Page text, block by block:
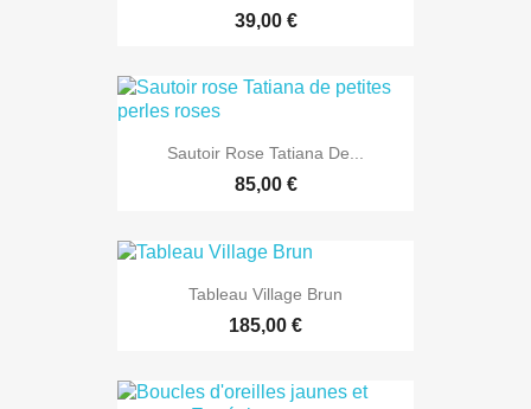
39,00 €
Sautoir Rose Tatiana De...
85,00 €
Tableau Village Brun
185,00 €